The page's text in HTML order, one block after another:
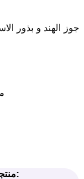
جوز الهند و بذور
منتجات مشابهة لـ كوكو بذور أساور: